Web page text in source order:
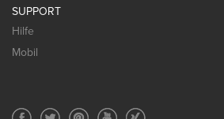
SUPPORT
Hilfe
Mobil